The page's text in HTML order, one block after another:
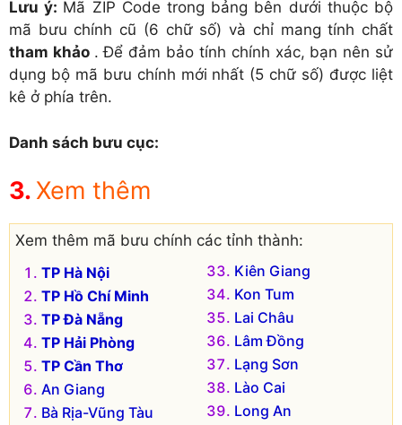
Lưu ý: Mã ZIP Code trong bảng bên dưới thuộc bộ
mã bưu chính cũ (6 chữ số) và chỉ mang tính chất
tham khảo . Để đảm bảo tính chính xác, bạn nên sử
dụng bộ mã bưu chính mới nhất (5 chữ số) được liệt
kê ở phía trên.
Danh sách bưu cục:
Xem thêm
Xem thêm mã bưu chính các tỉnh thành:
TP Hà Nội
TP Hồ Chí Minh
TP Đà Nẵng
TP Hải Phòng
TP Cần Thơ
An Giang
Bà Rịa-Vũng Tàu
Kiên Giang
Kon Tum
Lai Châu
Lâm Đồng
Lạng Sơn
Lào Cai
Long An